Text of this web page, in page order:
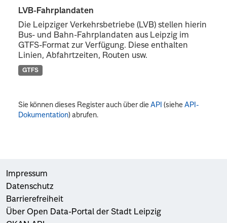
LVB-Fahrplandaten
Die Leipziger Verkehrsbetriebe (LVB) stellen hierin
Bus- und Bahn-Fahrplandaten aus Leipzig im
GTFS-Format zur Verfügung. Diese enthalten
Linien, Abfahrtzeiten, Routen usw.
GTFS
Sie können dieses Register auch über dieAPI (sieheAPI-
Dokumentation) abrufen.
Impressum
Datenschutz
Barrierefreiheit
Über Open Data-Portal der Stadt Leipzig